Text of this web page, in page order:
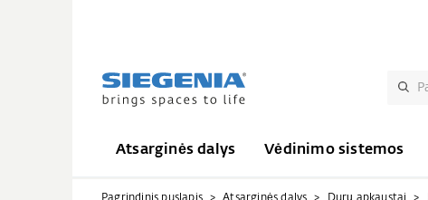
Atsarginės dalys Vėdinimo sistemos